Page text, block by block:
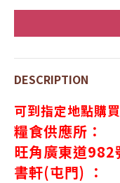
DESCRIPTION
可到指定地點購買
糧食供應所：
旺角廣東道
書軒(屯門) ：